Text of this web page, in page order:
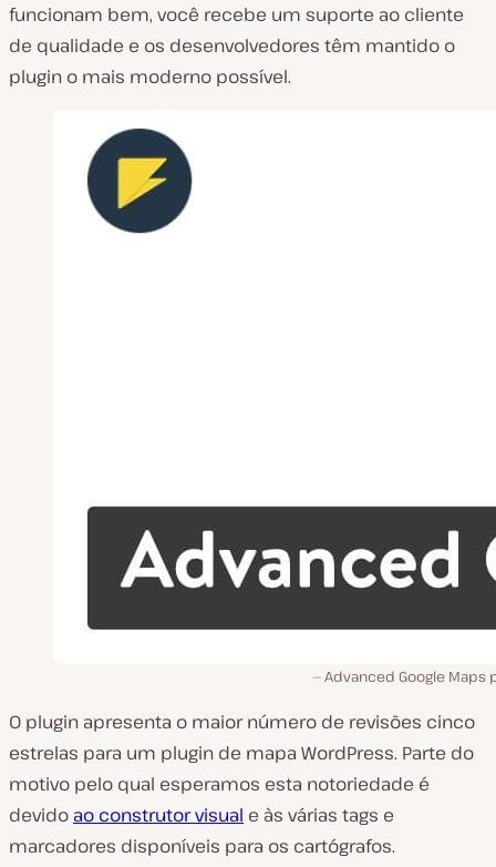
funcionam bem, você recebe um suporte ao cliente
de qualidade e os desenvolvedores têm mantido o
plugin o mais moderno possível.
Advanced Google Maps
O plugin apresenta o maior número de revisões cinco
estrelas para um plugin de mapa WordPress. Parte do
motivo pelo qual esperamos esta notoriedade é
devido ao construtor visual e às várias tags e
marcadores disponíveis para os cartógrafos.